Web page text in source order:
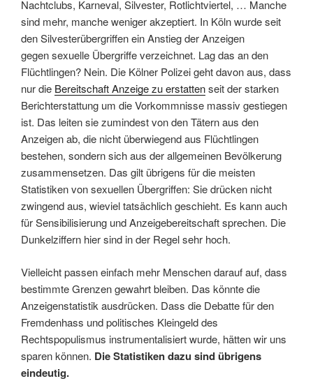
Nachtclubs, Karneval, Silvester, Rotlichtviertel, … Manche
sind mehr, manche weniger akzeptiert. In Köln wurde seit
den Silvesterübergriffen ein Anstieg der Anzeigen
gegen sexuelle Übergriffe verzeichnet. Lag das an den
Flüchtlingen? Nein. Die Kölner Polizei geht davon aus, dass
nur die Bereitschaft Anzeige zu erstattenseit der starken
Berichterstattung um die Vorkommnisse massiv gestiegen
ist. Das leiten sie zumindest von den Tätern aus den
Anzeigen ab, die nicht überwiegend aus Flüchtlingen
bestehen, sondern sich aus der allgemeinen Bevölkerung
zusammensetzen. Das gilt übrigens für die meisten
Statistiken von sexuellen Übergriffen: Sie drücken nicht
zwingend aus, wieviel tatsächlich geschieht. Es kann auch
für Sensibilisierung und Anzeigebereitschaft sprechen. Die
Dunkelziffern hier sind in der Regel sehr hoch.
Vielleicht passen einfach mehr Menschen darauf auf, dass
bestimmte Grenzen gewahrt bleiben. Das könnte die
Anzeigenstatistik ausdrücken. Dass die Debatte für den
Fremdenhass und politisches Kleingeld des
Rechtspopulismus instrumentalisiert wurde, hätten wir uns
sparen können. Die Statistiken dazu sind übrigens
eindeutig.